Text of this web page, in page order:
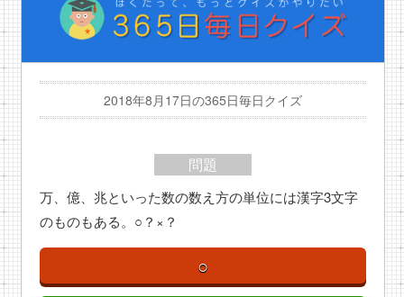
2018年8月17日の365日毎日クイズ
問題
万、億、兆といった数の数え方の単位には漢字3文字
のものもある。○？×？
○